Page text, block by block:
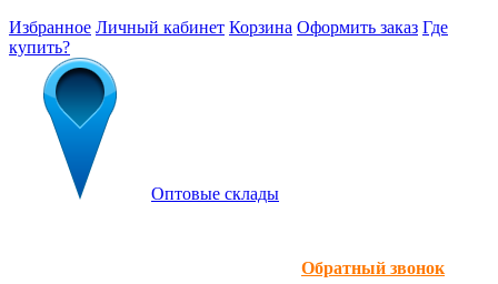
Избранное Личный кабинет Корзина Оформить заказ Где
купить?
Оптовые склады
Обратный звонок